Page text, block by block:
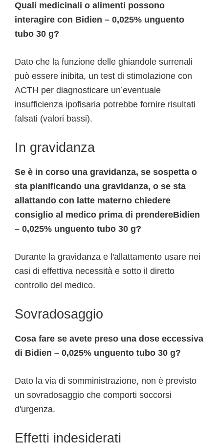
Quali medicinali o alimenti possono
interagire con Bidien – 0,025% unguento
tubo 30 g?
Dato che la funzione delle ghiandole surrenali
può essere inibita, un test di stimolazione con
ACTH per diagnosticare un’eventuale
insufficienza ipofisaria potrebbe fornire risultati
falsati (valori bassi).
In gravidanza
Se è in corso una gravidanza, se sospetta o
sta pianificando una gravidanza, o se sta
allattando con latte materno chiedere
consiglio al medico prima di prendereBidien
– 0,025% unguento tubo 30 g?
Durante la gravidanza e l'allattamento usare nei
casi di effettiva necessità e sotto il diretto
controllo del medico.
Sovradosaggio
Cosa fare se avete preso una dose eccessiva
di Bidien – 0,025% unguento tubo 30 g?
Dato la via di somministrazione, non è previsto
un sovradosaggio che comporti soccorsi
d'urgenza.
Effetti indesiderati